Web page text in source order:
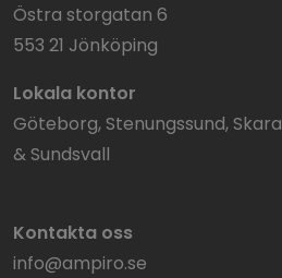
Östra storgatan 6
553 21 Jönköping
Lokala kontor
Göteborg, Stenungssund, Skara
& Sundsvall
Kontakta oss
info@ampiro.se